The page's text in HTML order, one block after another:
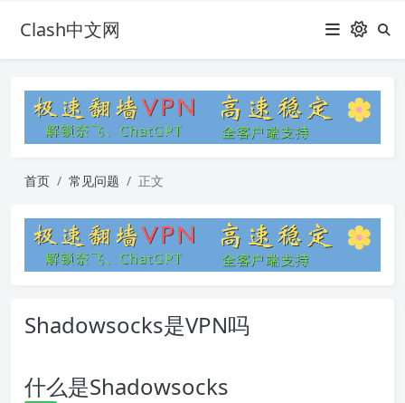
Clash中文网
首页 常见问题 正文
Shadowsocks是VPN吗
什么是Shadowsocks